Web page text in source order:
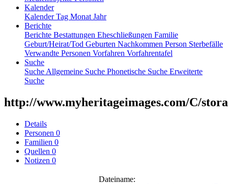
Kalender
KalenderTag Monat Jahr
Berichte
Berichte Bestattungen Eheschließungen Familie
Geburt/Heirat/Tod Geburten Nachkommen Person Sterbefälle
Verwandte Personen Vorfahren Vorfahrentafel
Suche
Suche Allgemeine Suche Phonetische Suche Erweiterte
Suche
http://www.myheritageimages.com/C/
Details
Personen 0
Familien 0
Quellen 0
Notizen 0
Dateiname: